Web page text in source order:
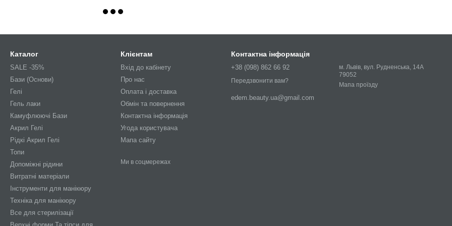
Каталог
SALE -35%
Бази (Основи)
Гелі
Гель лаки
Камуфлюючі Бази
Акрил Гелі
Рідкі Акрил Гелі
Топи
Допоміжні рідини
Витратні матеріали
Інструменти для манікюру
Техніка для манікюру
Все для стерилізації
Клієнтам
Вхід до кабінету
Про нас
Оплата і доставка
Обмін та повернення
Контактна інформація
Угода користувача
Мапа сайту
Ми в соцмережах
Контактна інформація
+38 (098) 862 66 92
Передзвонити вам?
edem.beauty.ua@gmail.com
м. Львів, вул. Рудненська, 14А
79052
Мапа проїзду